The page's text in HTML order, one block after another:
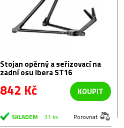
Stojan opěrný a seřizovací na
zadní osu Ibera ST16
842 Kč KOUPIT
SKLADEM 31 ks Porovnat